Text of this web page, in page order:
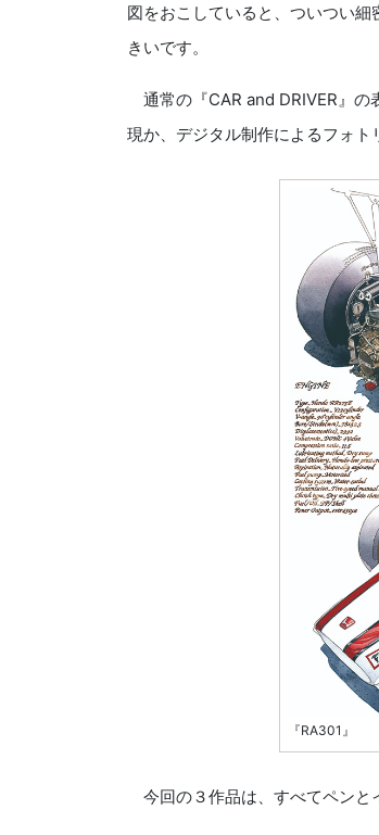
図をおこしていると、ついつい
きいです。
通常の『CAR and DRIVER』の
現か、デジタル制作によるフォト
『RA301』
今回の３作品は、すべてペンと